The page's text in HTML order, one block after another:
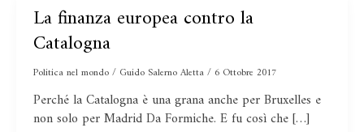
La finanza europea contro la
Catalogna
Politica nel mondo/ Guido Salerno Aletta/ 6 Ottobre 2017
Perché la Catalogna è una grana anche per Bruxelles e
non solo per Madrid Da Formiche. E fu così che […]
La
finanza
europea
contro
la
Catalogna